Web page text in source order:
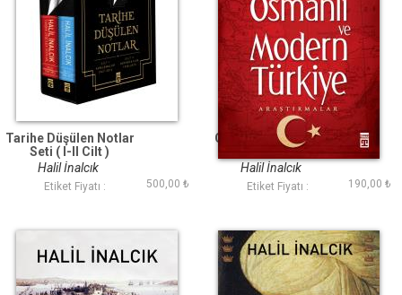
Tarihe Düşülen Notlar
Seti ( I-II Cilt )
Halil İnalcık
Etiket Fiyatı : 500,00 ₺
Osmanlı ve Modern
Türkiye
Halil İnalcık
Etiket Fiyatı : 190,00 ₺